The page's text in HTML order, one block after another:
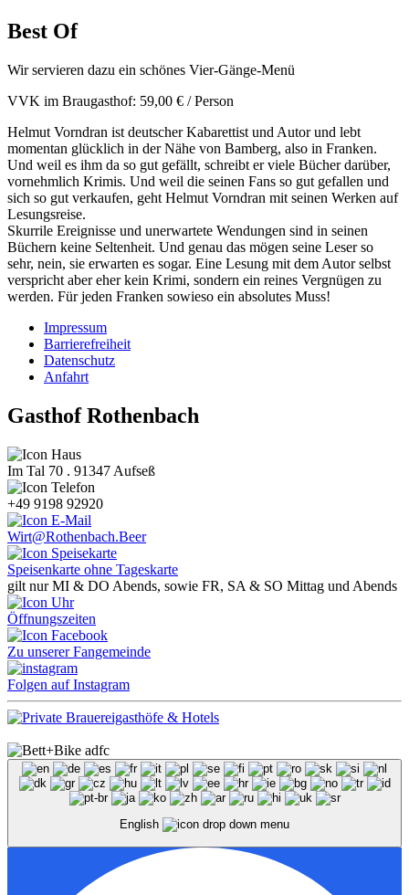
Best Of
Wir servieren dazu ein schönes Vier-Gänge-Menü
VVK im Braugasthof: 59,00 € / Person
Helmut Vorndran ist deutscher Kabarettist und Autor und lebt
momentan glücklich in der Nähe von Bamberg, also in Franken.
Und weil es ihm da so gut gefällt, schreibt er viele Bücher darüber,
vornehmlich Krimis. Und weil die seinen Fans so gut gefallen und
sich so gut verkaufen, geht Helmut Vorndran mit seinen Werken auf
Lesungsreise.
Skurrile Ereignisse und unerwartete Wendungen sind in seinen
Büchern keine Seltenheit. Und genau das mögen seine Leser so
sehr, nein, sie erwarten es sogar. Eine Lesung mit dem Autor selbst
verspricht aber eher kein Krimi, sondern ein reines Vergnügen zu
werden. Für jeden Franken sowieso ein absolutes Muss!
Impressum
Barrierefreiheit
Datenschutz
Anfahrt
Gasthof Rothenbach
Im Tal 70 . 91347 Aufseß
+49 9198 92920
Wirt@Rothenbach.Beer
Speisenkarte ohne Tageskarte
gilt nur MI & DO Abends, sowie FR, SA & SO Mittag und Abends
Öffnungszeiten
Zu unserer Fangemeinde
Folgen auf Instagram
English